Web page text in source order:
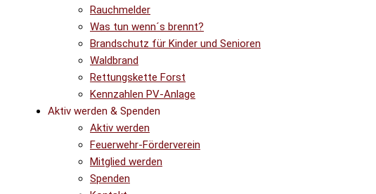
Rauchmelder
Was tun wenn´s brennt?
Brandschutz für Kinder und Senioren
Waldbrand
Rettungskette Forst
Kennzahlen PV-Anlage
Aktiv werden & Spenden
Aktiv werden
Feuerwehr-Förderverein
Mitglied werden
Spenden